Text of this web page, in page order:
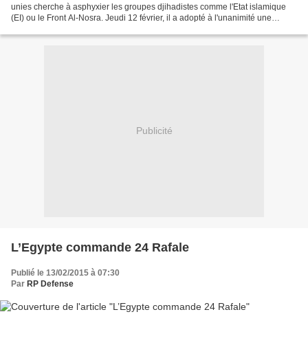
unies cherche à asphyxier les groupes djihadistes comme l'Etat islamique
(EI) ou le Front Al-Nosra. Jeudi 12 février, il a adopté à l'unanimité une
Publicité
L’Egypte commande 24 Rafale
Publié le 13/02/2015 à 07:30
Par RP Defense